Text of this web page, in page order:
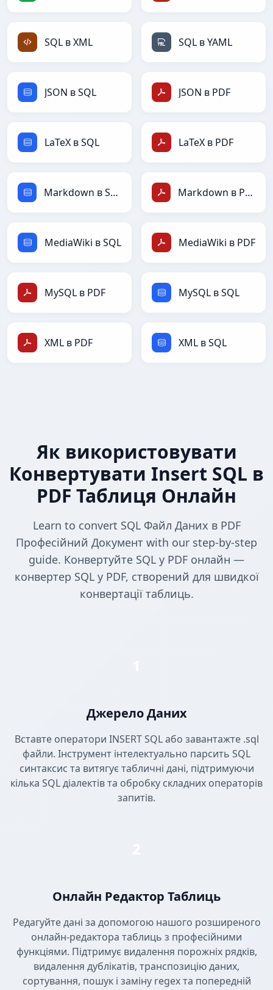
SQL в XML SQL в YAML
JSON в SQL JSON в PDF
LaTeX в SQL LaTeX в PDF
Markdown в SQL Markdown в PDF
MediaWiki в SQL MediaWiki в PDF
MySQL в PDF MySQL в SQL
XML в PDF XML в SQL
Як використовувати
Конвертувати Insert SQL в
PDF Таблиця Онлайн
Learn to convert SQL Файл Даних в PDF
Професійний Документ with our step-by-step
guide. Конвертуйте SQL у PDF онлайн —
конвертер SQL у PDF, створений для швидкої
конвертації таблиць.
Джерело Даних
Вставте оператори INSERT SQL або завантажте .sql
файли. Інструмент інтелектуально парсить SQL
синтаксис та витягує табличні дані, підтримуючи
кілька SQL діалектів та обробку складних операторів
запитів.
Онлайн Редактор Таблиць
Редагуйте дані за допомогою нашого розширеного
онлайн-редактора таблиць з професійними
функціями. Підтримує видалення порожніх рядків,
видалення дублікатів, транспозицію даних,
сортування, пошук і заміну regex та попередній